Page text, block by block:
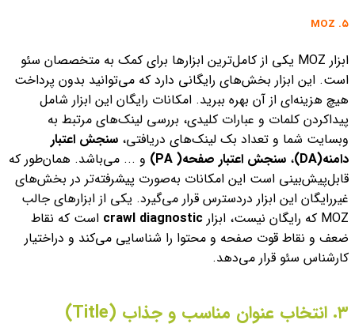
۵. MOZ
ابزار MOZ یکی از کامل‌ترین ابزارها برای کمک به متخصصان سئو
است. این ابزار بخش‌های رایگانی دارد که می‌توانید بدون پرداخت
هیچ هزینه‌ای از آن بهره ببرید. امکانات رایگان این ابزار شامل
پیداکردن کلمات و عبارات کلیدی، بررسی لینک‌های مرتبط به
وبسایت شما و تعداد بک لینک‌های دریافتی، سنجش اعتبار
دامنه(DA)
، سنجش اعتبار صفحه( PA) و ... می‌باشد. همان‌طور که
قابل‌پیش‌بینی است این امکانات به‌صورت پیشرفته‌تر در بخش‌های
غیررایگان این ابزار دردسترس قرار می‌گیرد. یکی از ابزارهای جالب
MOZ که رایگان نیست، ابزار
crawl diagnostic است که نقاط
ضعف و نقاط قوت صفحه و محتوا را شناسایی می‌کند و دراختیار
کارشناس سئو قرار می‌دهد.
۳. انتخاب عنوان مناسب و جذاب (Title)